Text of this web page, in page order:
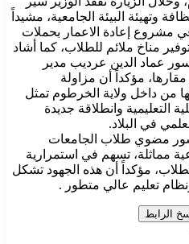
وتهيئة البيئة الجامعية، مشيداً
مشروع إعادة الاعمار بحملات
مناخ ملائم للطلاب، كما أشاد
عماد الدين عرديب مدير
مؤكداً أن مزاولة
من داخل ولاية الخرطوم تمثل
التعليمية وانطلاقة جديدة
في البلاد.
مضوي طلاب الجامعات
مماثلة، تسهم في استمرارية
مؤكداً أن هذه الجهود تشكل
تعليم عالي متطور .
الرابط